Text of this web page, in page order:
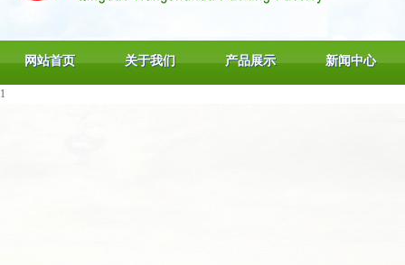
网站首页 关于我们 产品展示 新闻中心
1